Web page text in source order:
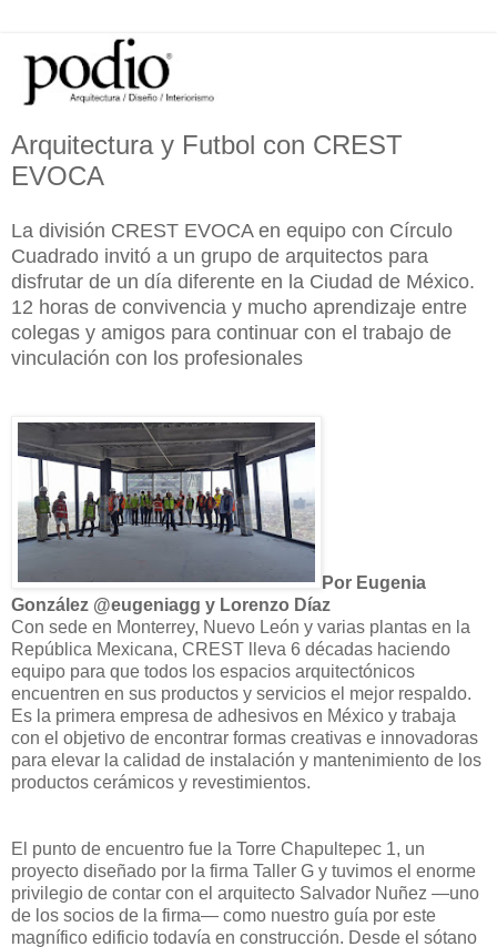
Arquitectura y Futbol con CREST
EVOCA
La división CREST EVOCA en equipo con Círculo
Cuadrado invitó a un grupo de arquitectos para
disfrutar de un día diferente en la Ciudad de México.
12 horas de convivencia y mucho aprendizaje entre
colegas y amigos para continuar con el trabajo de
vinculación con los profesionales
Por Eugenia
González @eugeniagg y Lorenzo Díaz
Con sede en Monterrey, Nuevo León y varias plantas en la
República Mexicana, CREST lleva 6 décadas haciendo
equipo para que todos los espacios arquitectónicos
encuentren en sus productos y servicios el mejor respaldo.
Es la primera empresa de adhesivos en México y trabaja
con el objetivo de encontrar formas creativas e innovadoras
para elevar la calidad de instalación y mantenimiento de los
productos cerámicos y revestimientos.
El punto de encuentro fue la Torre Chapultepec 1, un
proyecto diseñado por la firma Taller G y tuvimos el enorme
privilegio de contar con el arquitecto Salvador Nuñez —uno
de los socios de la firma— como nuestro guía por este
magnífico edificio todavía en construcción. Desde el sótano